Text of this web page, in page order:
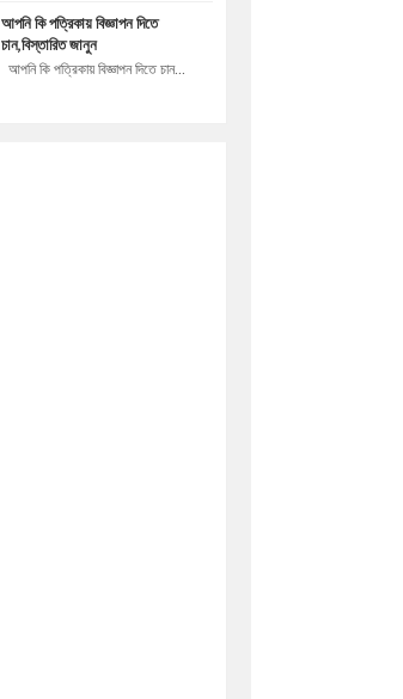
আপনি কি পত্রিকায় বিজ্ঞাপন দিতে
চান,বিস্তারিত জানুন
আপনি কি পত্রিকায় বিজ্ঞাপন দিতে চান...